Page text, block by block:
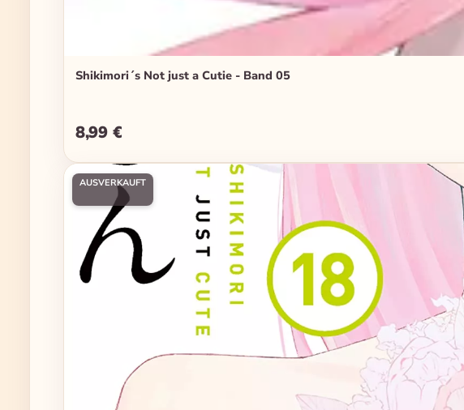
Shikimori´s Not just a Cutie - Band 05
Regulärer Preis:
8,99 €
AUSVERKAUFT